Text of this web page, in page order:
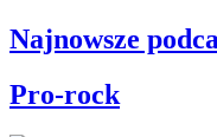
Najnowsze
Pro-rock